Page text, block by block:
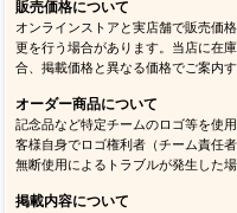
販売価格について
オンラインストアと実店舗で販売価
更を行う場合があります。当店に在
合、掲載価格と異なる価格でご案内
オーダー商品について
記念品など特定チームのロゴ等を使
客様自身でロゴ権利者（チーム責任
無断使用によるトラブルが発生した
掲載内容について